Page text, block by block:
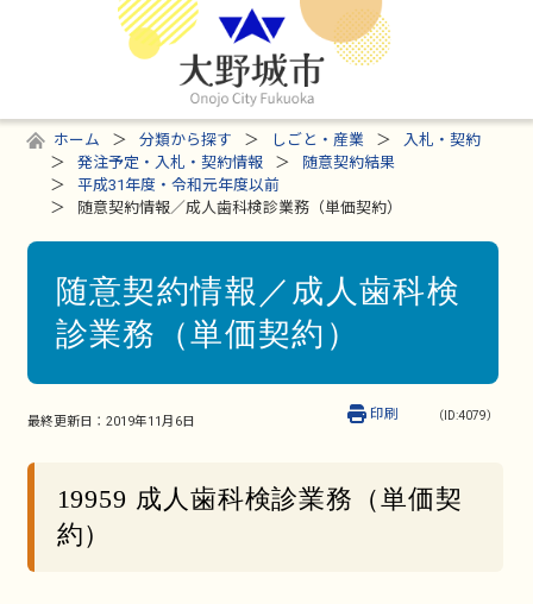
ホーム 分類から探す しごと・産業
入札・契約
発注予定・入札・契約情報
随意契約結果
平成31年度・令和元年度以前
随意契約情報／成人歯科検診業務（単価契約）
随意契約情報／成人歯科検
診業務（単価契約）
最終更新日： 2019年11月6日 （ID:4079）
印刷
19959 成人歯科検診業務（単価契
約）